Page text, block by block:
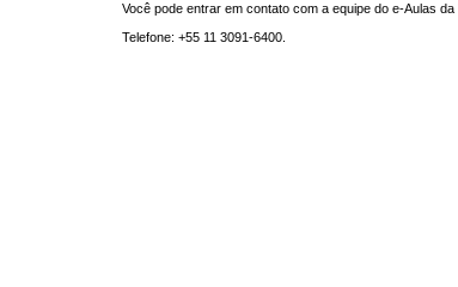
Você pode entrar em contato com a equipe do e-Aulas
Telefone: +55 11 3091-6400.